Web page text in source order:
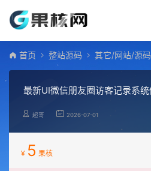
首页 整站源码 其它/网站/源码
最新UI微信朋友圈访客记录系
超哥 2026-07-01
¥ 5 果核